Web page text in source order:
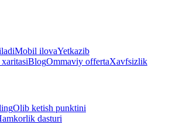
Mobil ilovaYetkazib
BlogOmmaviy offertaXavfsizlik
Olib ketish punktini
dasturi